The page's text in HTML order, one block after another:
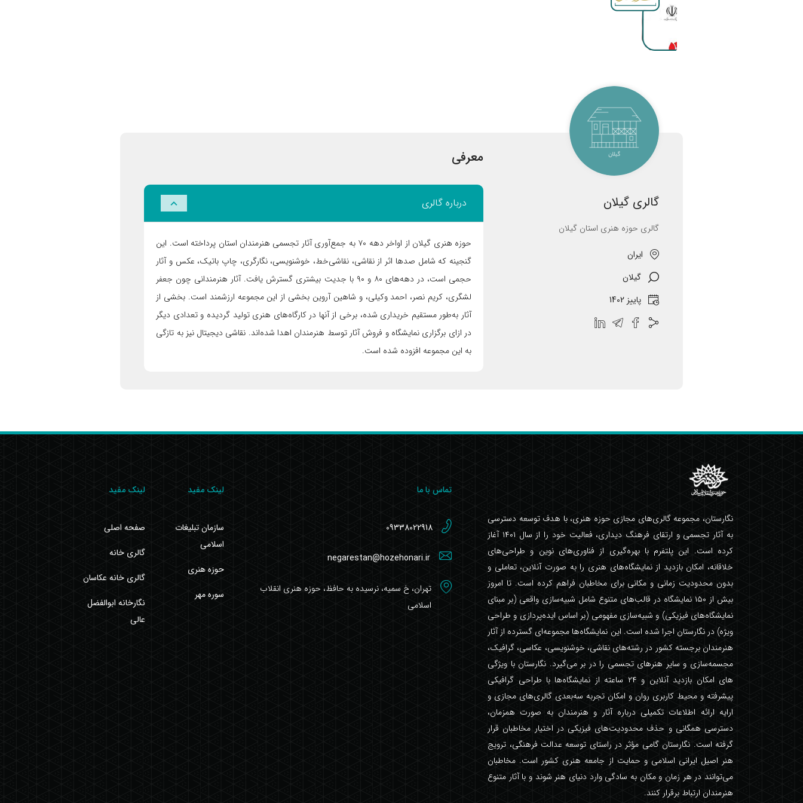
گالری گیلان
گالری حوزه هنری استان گیلان
ایران
گیلان
پاییز 1402
معرفی
درباره گالری
حوزه هنری گیلان از اواخر دهه ۷۰ به جمع‌آوری آثار تجسمی هنرمندان استان پرداخته است. این
گنجینه که شامل صدها اثر از نقاشی، نقاشی‌خط، خوشنویسی، نگارگری، چاپ باتیک، عکس و آثار
حجمی است، در دهه‌های ۸۰ و ۹۰ با جدیت بیشتری گسترش یافت. آثار هنرمندانی چون جعفر
لشگری، کریم نصر، احمد وکیلی، و شاهین آروین بخشی از این مجموعه ارزشمند است. بخشی از
آثار به‌طور مستقیم خریداری شده، برخی از آنها در کارگاه‌های هنری تولید گردیده و تعدادی دیگر
در ازای برگزاری نمایشگاه و فروش آثار توسط هنرمندان اهدا شده‌اند. نقاشی دیجیتال نیز به تازگی
به این مجموعه افزوده شده است.
نگارستان، مجموعه گالری‌های مجازی حوزه هنری، با هدف توسعه دسترسی
به آثار تجسمی و ارتقای فرهنگ دیداری، فعالیت خود را از سال ۱۴۰۱ آغاز
کرده است. این پلتفرم با بهره‌گیری از فناوری‌های نوین و طراحی‌های
خلاقانه، امکان بازدید از نمایشگاه‌های هنری را به صورت آنلاین، تعاملی و
بدون محدودیت زمانی و مکانی برای مخاطبان فراهم کرده است. تا امروز
بیش از ۱۵۰ نمایشگاه در قالب‌های متنوع شامل شبیه‌سازی واقعی (بر مبنای
نمایشگاه‌های فیزیکی) و شبیه‌سازی مفهومی (بر اساس ایده‌پردازی و طراحی
ویژه) در نگارستان اجرا شده است. این نمایشگاه‌ها مجموعه‌ای گسترده از آثار
هنرمندان برجسته کشور در رشته‌های نقاشی، خوشنویسی، عکاسی، گرافیک،
مجسمه‌سازی و سایر هنرهای تجسمی را در بر می‌گیرد. نگارستان با ویژگی
های امکان بازدید آنلاین و ۲۴ ساعته از نمایشگاه‌ها با طراحی گرافیکی
پیشرفته و محیط کاربری روان و امکان تجربه سه‌بعدی گالری‌های مجازی و
ارایه ارائه اطلاعات تکمیلی درباره آثار و هنرمندان به صورت همزمان،
دسترسی همگانی و حذف محدودیت‌های فیزیکی در اختیار مخاطبان قرار
گرفته است. نگارستان گامی مؤثر در راستای توسعه عدالت فرهنگی، ترویج
هنر اصیل ایرانی اسلامی و حمایت از جامعه هنری کشور است. مخاطبان
می‌توانند در هر زمان و مکان به سادگی وارد دنیای هنر شوند و با آثار متنوع
هنرمندان ارتباط برقرار کنند.
تماس با ما
09338022918
negarestan@hozehonari.ir
تهران، خ سمیه، نرسیده به حافظ، حوزه هنری انقلاب
اسلامی
لینک مفید
سازمان تبلیغات
اسلامی
حوزه هنری
سوره مهر
لینک مفید
صفحه اصلی
گالری خانه
گالری خانه عکاسان
نگارخانه ابوالفضل
عالی